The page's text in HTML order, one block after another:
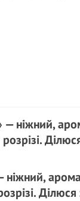
ніжний,